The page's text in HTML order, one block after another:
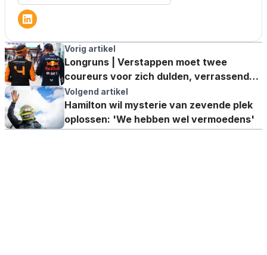
Vorig artikel
Longruns | Verstappen moet twee
coureurs voor zich dulden, verrassende
snelste man
Volgend artikel
Hamilton wil mysterie van zevende plek
oplossen: 'We hebben wel vermoedens'